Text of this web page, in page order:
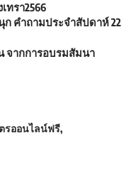
ทรา2566
คำถามประจำสัปดาห์ 22
จากการอบรมสัมนา
รออนไลน์ฟรี